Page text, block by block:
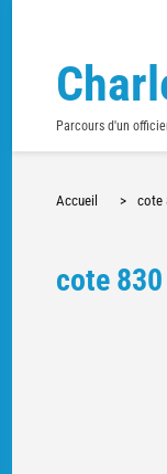
Parcours d'un
Accueil > cote
cote